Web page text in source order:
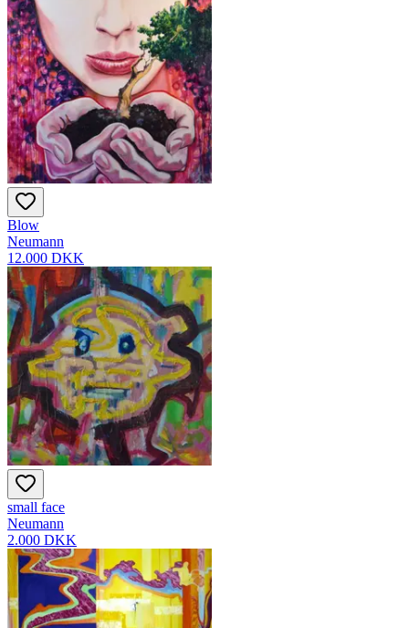
Blow
Neumann
12.000 DKK
small face
Neumann
2.000 DKK